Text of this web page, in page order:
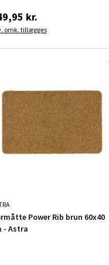
kr.
omk. tillægges
Power Rib brun 60x40
- Astra